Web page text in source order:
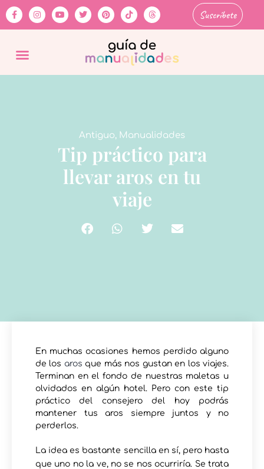
Suscríbete
Antiguo, Manualidades
Tip práctico para
llevar aros en tu
viaje
En muchas ocasiones hemos perdido alguno
de los aros que más nos gustan en los viajes.
Terminan en el fondo de nuestras maletas u
olvidados en algún hotel. Pero con este tip
práctico del consejero del hoy podrás
mantener tus aros siempre juntos y no
perderlos.
La idea es bastante sencilla en sí, pero hasta
que uno no la ve, no se nos ocurriría. Se trata